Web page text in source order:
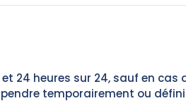
et 24 heures sur 24, sauf en
temporairement ou